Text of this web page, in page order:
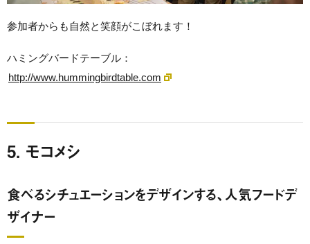
参加者からも自然と笑顔がこぼれます！
ハミングバードテーブル：
http://www.hummingbirdtable.com
5. モコメシ
食べるシチュエーションをデザインする、人気フードデ
ザイナー